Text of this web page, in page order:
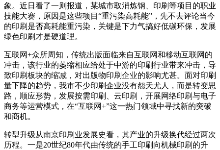
象。近日看了一则报道，某城市取消炼钢、印刷等项目的职业
技能大赛，原因是这些项目“重污染高耗能”，先不去评论当今
的印刷是否高耗能重污染，关键是下力气搞好低碳环保，发展
绿色印刷才是硬道理。
互联网+众所周知，传统出版面临来自互联网和移动互联网的
冲击，该行业的萎缩相应给处于中游的印刷行业带来冲击，导
致印刷板块的缩减，对出版物印刷企业的影响尤甚。面对印刷
量下降的趋势，我市不少印刷企业没有怨天尤人，而是转变思
路，顺应形势，发展按需印刷、云印刷，开展网络印刷与电子
商务等运营模式，在“互联网+”这一热门领域中寻找新的突破
和商机。
转型升级从南京印刷业发展史看，其产业的升级换代经过两次
历程。一是20世纪80年代由传统的手工印刷向机械印刷的升